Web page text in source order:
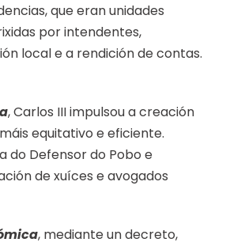
que eran unidades
por intendentes,
local e a rendición de contas.
, Carlos III impulsou a creación
equitativo e eficiente.
do Defensor do Pobo e
de xuíces e avogados
, mediante un decreto,